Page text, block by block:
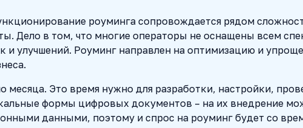
роуминга сопровождается рядом
Дело в том, что многие операторы не оснащены всем
улучшений. Роуминг направлен на оптимизацию и
месяца. Это время нужно для разработки, настройки,
формы цифровых документов – на их внедрение
данными, поэтому и спрос на роуминг будет со